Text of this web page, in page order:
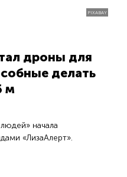
PIXABAY
дроны для
делать
м
начала
«ЛизаАлерт».